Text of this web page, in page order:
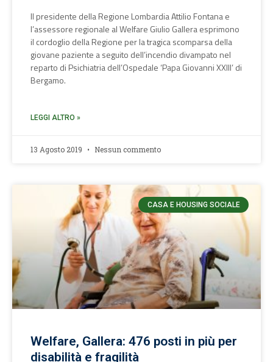
Il presidente della Regione Lombardia Attilio Fontana e
l’assessore regionale al Welfare Giulio Gallera esprimono
il cordoglio della Regione per la tragica scomparsa della
giovane paziente a seguito dell’incendio divampato nel
reparto di Psichiatria dell’Ospedale ‘Papa Giovanni XXIII’ di
Bergamo.
LEGGI ALTRO »
13 Agosto 2019 Nessun commento
CASA E HOUSING SOCIALE
Welfare, Gallera: 476 posti in più per
disabilità e fragilità